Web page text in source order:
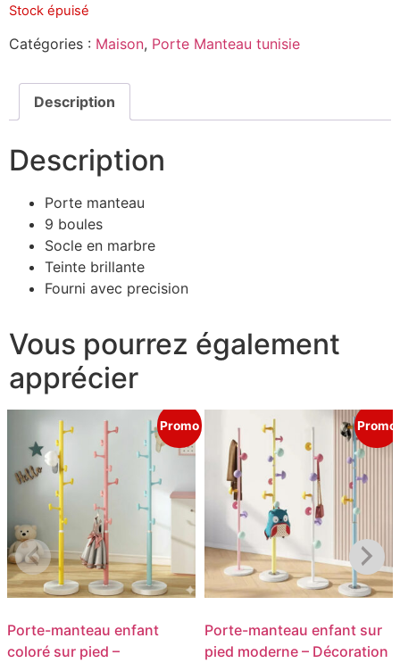
Stock épuisé
Catégories : Maison, Porte Manteau tunisie
Description
Description
Porte manteau
9 boules
Socle en marbre
Teinte brillante
Fourni avec precision
Vous pourrez également
apprécier
Promo
Porte-manteau enfant
coloré sur pied –
Promo
Porte-manteau enfant sur
pied moderne – Décoration